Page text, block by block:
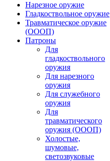
Нарезное оружие
Гладкоствольное оружие
Травматическое оружие
(ОООП)
Патроны
Для
гладкоствольного
оружия
Для нарезного
оружия
Для служебного
оружия
Для
травматического
оружия (ОООП)
Холостые,
шумовые,
светозвуковые